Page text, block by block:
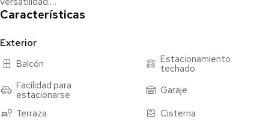
distribuidos, ideales para la vida familiar y para quienes buscan
una propiedad con potencial tanto de uso residencial como de
inversión.
Distribución
Características
Exterior
Balcón
Estacionamiento
techado
Facilidad para
estacionarse
Garaje
Terraza
Cisterna